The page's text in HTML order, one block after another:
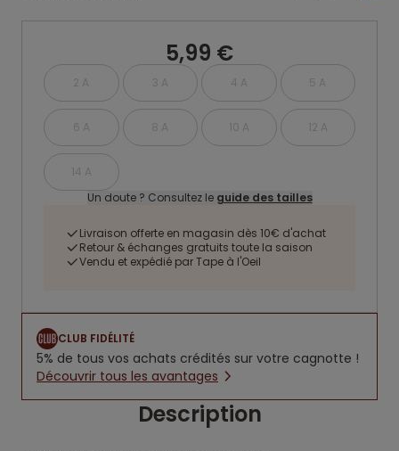
5,99 €
2 A 3 A 4 A 5 A
6 A 8 A 10 A 12 A
14 A
Un doute ? Consultez le guide des tailles
Livraison offerte en magasin dès 10€ d'achat
Retour & échanges gratuits toute la saison
Vendu et expédié par Tape à l'Oeil
CLUB FIDÉLITÉ
5% de tous vos achats crédités sur votre cagnotte !
Découvrir tous les avantages
Description